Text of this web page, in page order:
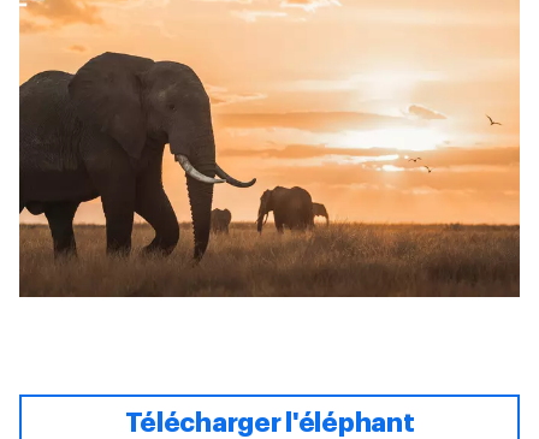
Télécharger l'éléphant